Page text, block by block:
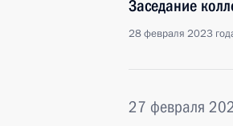
Заседание
28 февраля 2023
27 февраля